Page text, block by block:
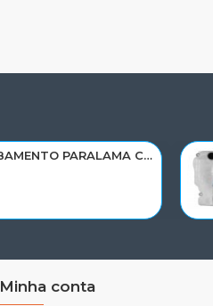
ACABAMENTO PARALAMA CABINE SCANIA NTG P/G/R/S LD PARTE TRAS 2297996
Minha conta